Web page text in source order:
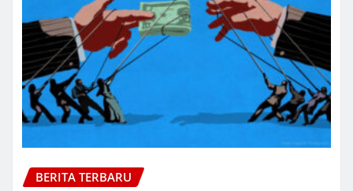
BERITA TERBARU